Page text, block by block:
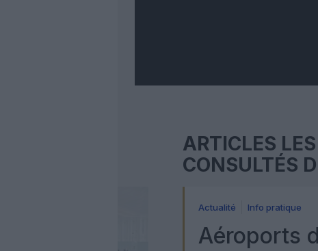
ARTICLES
CONSULTÉS
Actualité Info pratique
Aéroports